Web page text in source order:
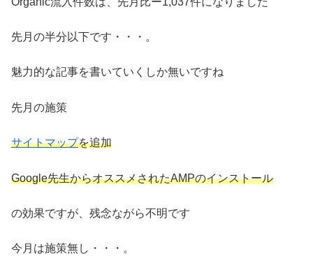
先月の半分以下です・・・。
魅力的な記事を書いていくしか無いですね
先月の施策
サイトマップを追加
Google先生からオススメされたAMPのインストール
の効果ですが、残念ながら不明です
今月は施策無し・・・。